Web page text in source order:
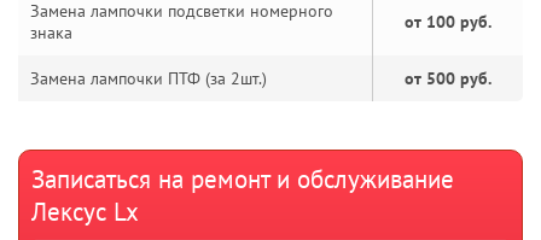
Замена лампочки подсветки номерного
знака
от 100 руб.
Замена лампочки ПТФ (за 2шт.) от 500 руб.
Записаться на ремонт и обслуживание
Лексус Lx